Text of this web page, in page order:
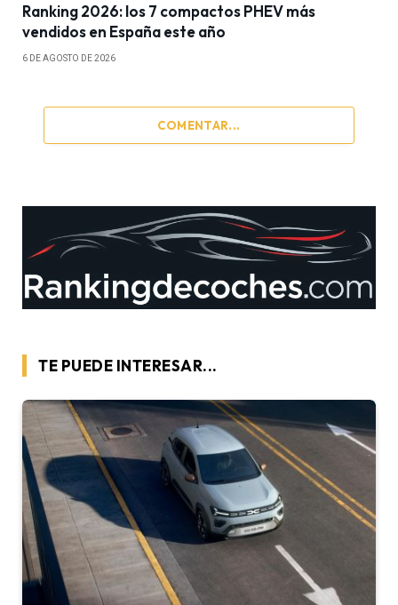
Ranking 2026: los 7 compactos PHEV más
vendidos en España este año
6 DE AGOSTO DE 2026
COMENTAR...
TE PUEDE INTERESAR...